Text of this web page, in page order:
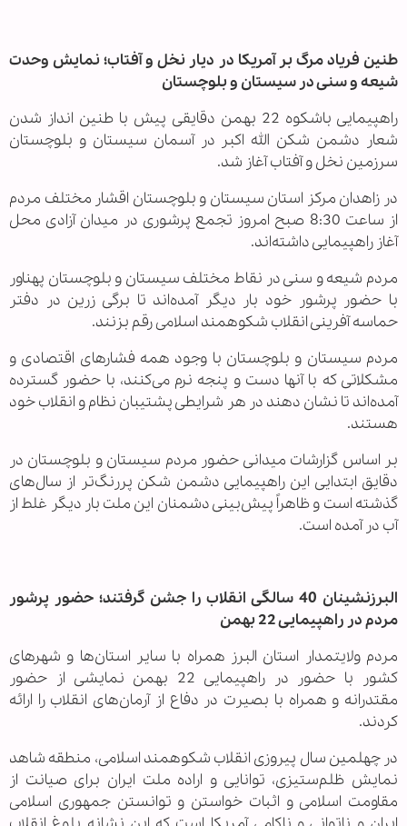
طنین فریاد مرگ بر آمریکا در دیار نخل و آفتاب؛ نمایش وحدت
شیعه و سنی در سیستان و بلوچستان
راهپیمایی باشکوه 22 بهمن دقایقی پیش با طنین انداز شدن
شعار دشمن شکن الله اکبر در آسمان سیستان و بلوچستان
سرزمین نخل و آفتاب آغاز شد.
در زاهدان مرکز استان سیستان و بلوچستان اقشار مختلف مردم
از ساعت 8:30 صبح امروز تجمع پرشوری در میدان آزادی محل
آغاز راهپیمایی داشته‌اند.
مردم شیعه و سنی در نقاط مختلف سیستان و بلوچستان پهناور
با حضور پرشور خود بار دیگر آمده‌اند تا برگی زرین در دفتر
حماسه آفرینی انقلاب شکوهمند اسلامی رقم بزنند.
‌مردم سیستان و بلوچستان با وجود همه فشارهای اقتصادی و
مشکلاتی که با آنها دست و پنجه نرم می‌کنند، با حضور گسترده
آمده‌اند تا نشان دهند در هر شرایطی پشتیبان نظام و انقلاب خود
هستند.
بر اساس گزارشات میدانی حضور مردم سیستان و بلوچستان در
دقایق ابتدایی این راهپیمایی دشمن شکن پررنگ‌تر از سال‌های
گذشته است و ظاهراً پیش‌بینی دشمنان این ملت بار دیگر غلط از
آب در آمده است.
البرزنشینان 40 سالگی انقلاب را جشن گرفتند؛ حضور پرشور
مردم در راهپیمایی 22 بهمن
مردم ولایتمدار استان البرز همراه با سایر استان‌ها و شهرهای
کشور با حضور در راهپیمایی 22 بهمن نمایشی از حضور
مقتدرانه و همراه با بصیرت در دفاع از آرمان‌های انقلاب را ارائه
کردند.
در چهلمین سال پیروزی انقلاب شکوهمند اسلامی، منطقه شاهد
نمایش ظلم‌ستیزی، توانایی و اراده ملت ایران برای صیانت از
مقاومت اسلامی و اثبات خواستن و توانستن جمهوری اسلامی